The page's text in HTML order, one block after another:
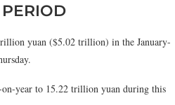
yuan ($5.02 trillion) in the January-
year to 15.22 trillion yuan during this